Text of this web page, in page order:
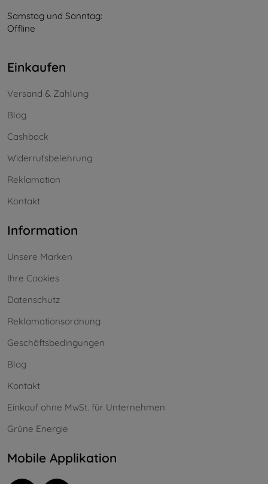
Samstag und Sonntag:
Offline
Einkaufen
Versand & Zahlung
Blog
Cashback
Widerrufsbelehrung
Reklamation
Kontakt
Information
Unsere Marken
Ihre Cookies
Datenschutz
Reklamationsordnung
Geschäftsbedingungen
Blog
Kontakt
Einkauf ohne MwSt. für Unternehmen
Grüne Energie
Mobile Applikation